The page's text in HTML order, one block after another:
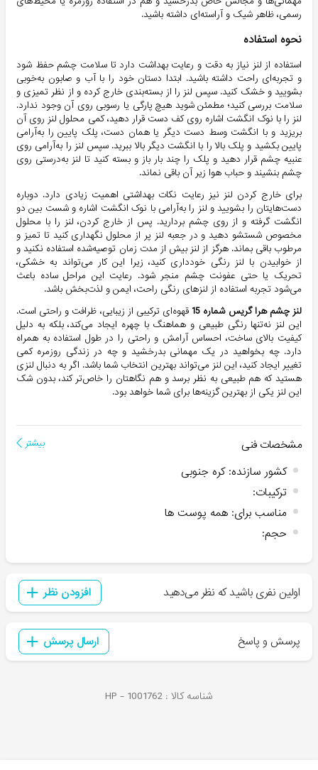
رسمی، ظاهر شیک و آراسته‌ای داشته باشید.
نحوه استفاده
استفاده از لنز نیاز به دقت و رعایت بهداشت دارد تا سلامت چشم حفظ شود
و تجربه‌ای راحت داشته باشید. ابتدا دستان خود را با آب و صابون به‌خوبی
بشویید و خشک کنید. سپس لنز را از بسته‌بندی خارج کرده و از نظر تمیزی و
سلامت بررسی کنید؛ مطمئن شوید هیچ پارگی یا رسوبی روی آن وجود ندارد.
لنز را با نوک انگشت اشاره روی کف دست قرار دهید، کمی محلول لنز روی آن
بریزید و با انگشت وسط دست دیگر یا همان دست، پلک پایین را به‌آرامی
پایین بکشید و پلک بالا را با انگشت دیگر بالا ببرید. سپس لنز را به‌آرامی روی
عنبیه چشم قرار دهید و پلک را چند بار باز و بسته کنید تا لنز به‌درستی روی
چشم بنشیند و حباب هوا زیر آن باقی نماند.
برای خارج کردن لنز نیز رعایت نکات بهداشتی اهمیت زیادی دارد. دوباره
دست‌هایتان را بشویید و لنز را به‌آرامی با نوک انگشت اشاره و شست بین دو
انگشت گرفته و از روی چشم بردارید. پس از خارج کردن، لنز را با محلول
مخصوص شستشو دهید و در جعبه لنز پر از محلول نگهداری کنید تا تمیز و
مرطوب باقی بماند. هرگز از لنز بیش از مدت زمان توصیه‌شده استفاده نکنید و
از خوابیدن با لنز رنگی خودداری کنید، زیرا این کار می‌تواند به خشکی،
تحریک یا حتی عفونت چشم منجر شود. رعایت این مراحل ساده باعث
می‌شود تجربه استفاده از لنزهای رنگی راحت، ایمن و لذت‌بخش باشد.
لنز چشمهرا گریس شماره 15
قهوه‌ای ترکیبی از زیبایی، ظرافت و راحتی است.
این لنز نه‌تنها رنگی طبیعی و هماهنگ با چهره ایجاد می‌کند، بلکه به دلیل
کیفیت بالای ساخت، احساس آرامش و راحتی را در طول استفاده به همراه
دارد. چه بخواهید در یک مهمانی بدرخشید و چه در زندگی روزمره کمی
تغییر ایجاد کنید، این لنز می‌تواند بهترین انتخاب شما باشد. اگر به دنبال لنزی
هستید که هم طبیعی به نظر برسد و هم نگاهتان را خاص‌تر کند، بدون شک
این لنز یکی از بهترین گزینه‌ها برای شما خواهد بود.
مشخصات فنی بیشتر
کشور سازنده:کره جنوبی
ترکیبات:
مناسب برای: همه پوست ها
حجم:
اولین نفری باشید که نظر می‌دهید افزودن نظر
پرسش و پاسخ ارسال پرسش
شناسه کالا : HP - 1001762